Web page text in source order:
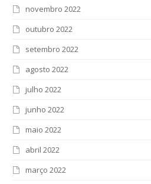
novembro 2022
outubro 2022
setembro 2022
agosto 2022
julho 2022
junho 2022
maio 2022
abril 2022
março 2022